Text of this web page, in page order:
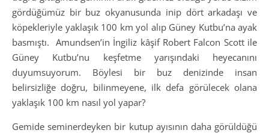
gördüğümüz bir buz okyanusunda inip dört arkadaşı ve
köpekleriyle yaklaşık 100 km yol alıp Güney Kutbu’na ayak
basmıştı. Amundsen’in İngiliz kâşif Robert Falcon Scott ile
Güney Kutbu’nu keşfetme yarışındaki heyecanını
duyumsuyorum. Böylesi bir buz denizinde insan
belirsizliğe doğru, bilinmeyene, ilk defa görülecek olana
yaklaşık 100 km nasıl yol yapar?
Gemide seminerdeyken bir kutup ayısının daha görüldüğü